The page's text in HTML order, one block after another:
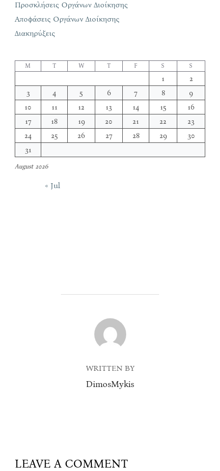
Προσκλήσεις Οργάνων Διοίκησης
Αποφάσεις Οργάνων Διοίκησης
Διακηρύξεις
August 2026
M T W T F S S
1
2
3
4 5 6 7 8
9
10
11 12 13 14 15
16
17
18 19 20 21 22
23
24
25 26 27 28 29
30
31
« Jul
POST AUTHOR
WRITTEN BY
DimosMykis
LEAVE A COMMENT